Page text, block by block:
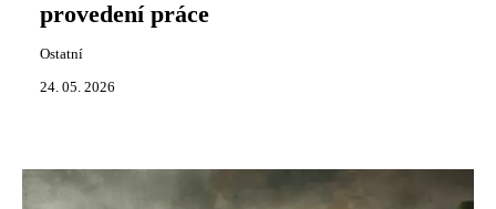
provedení práce
Ostatní
24. 05. 2026